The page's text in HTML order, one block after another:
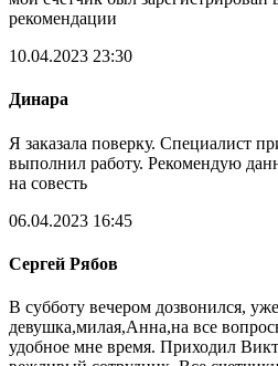
рекомендации
10.04.2023 23:30
Динара
Я заказала поверку. Специалист
выполнил работу. Рекомендую
на совесть
06.04.2023 16:45
Сергей Рябов
В субботу вечером дозвонился,
девушка,милая,Анна,на все
удобное мне время. Приходил